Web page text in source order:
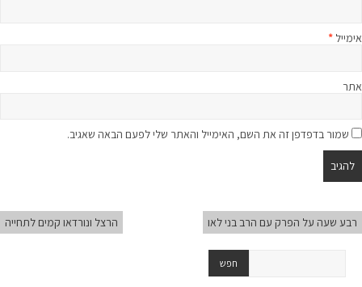
אימייל *
אתר
שמור בדפדפן זה את השם, האימייל והאתר שלי לפעם הבאה שאגיב.
רבע שעה על הפרק עם הרב בני לאו הרצל ונורדאו קמים לתחייה